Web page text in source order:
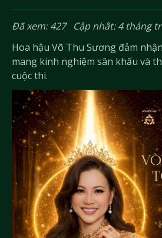
Đã xem: 427
Cập nhât: 4 tháng
Hoa hậu Võ Thu Sương đảm
mang kinh nghiệm sân khấu và
cuộc thi.